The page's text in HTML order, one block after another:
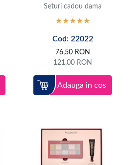
Seturi cadou dama
Cod: 22022
76,50 RON
121,00RON
Adauga in cos